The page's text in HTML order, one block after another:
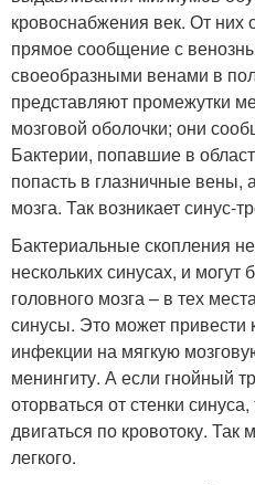
кровоснабжения век. От
прямое сообщение с
своеобразными венами в
представляют промежутки
мозговой оболочки; они
Бактерии, попавшие в
попасть в глазничные вены,
мозга. Так возникает синус-
Бактериальные скопления
нескольких синусах, и
головного мозга – в тех
синусы. Это может привести
инфекции на мягкую
менингиту. А если гнойный
оторваться от стенки
двигаться по кровотоку. Так
легкого.